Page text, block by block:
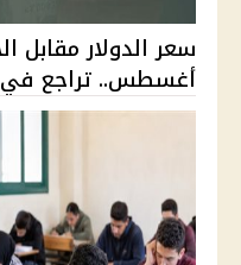
أغسطس.. تراجع في 10 بنوك وارت...